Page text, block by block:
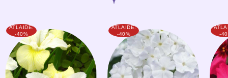
ATLAIDE:
-40%
ATLAIDE:
-40%
-